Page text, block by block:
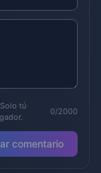
tú
0/2000
comentario